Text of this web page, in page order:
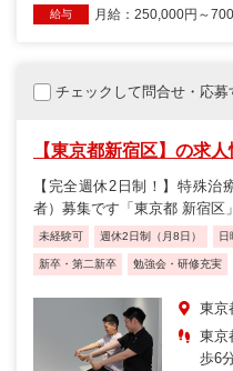
給与 月給：250,000円～
チェックして問合せ・応募
【東京都新宿区】の求人
【完全週休2日制！】特殊
者）募集です「東京都 新宿区」
未経験可 週休2日制（月8日） 日
新卒・第二新卒 勉強会・研修充実
東京
東京
歩6